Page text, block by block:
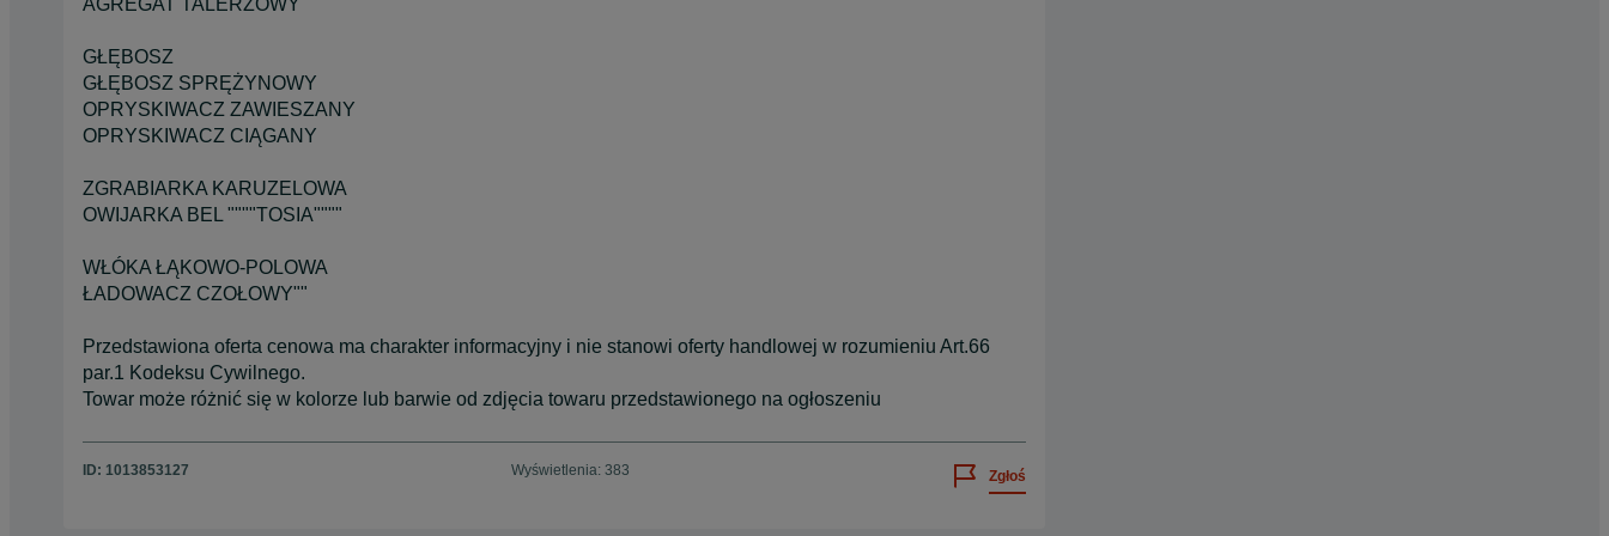
GŁĘBOSZ
GŁĘBOSZ SPRĘŻYNOWY
OPRYSKIWACZ ZAWIESZANY
OPRYSKIWACZ CIĄGANY
ZGRABIARKA KARUZELOWA
OWIJARKA BEL """"TOSIA""""
WŁÓKA ŁĄKOWO-POLOWA
ŁADOWACZ CZOŁOWY""
Przedstawiona oferta cenowa ma charakter informacyjny i nie stanowi oferty handlowej w rozumieniu Art.66
par.1 Kodeksu Cywilnego.
Towar może różnić się w kolorze lub barwie od zdjęcia towaru przedstawionego na ogłoszeniu
ID: 1013853127 Wyświetlenia: 383 Zgłoś